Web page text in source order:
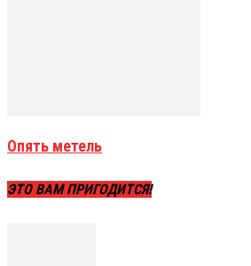
Опять метель
ЭТО ВАМ ПРИГОДИТСЯ!